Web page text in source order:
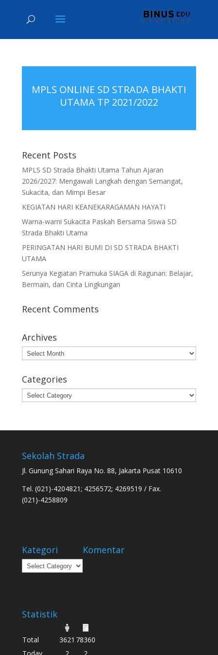
MPLS ONLINE SD STRADA BHAKTI
UTAMA TP 2021/2022
Recent Posts
MPLS SD Strada Bhakti Utama Tahun Ajaran
2026/2027: Mengawali Langkah dengan Semangat,
Sukacita, dan Mimpi Besar
KEGIATAN HARI KEANEKARAGAMAN HAYATI
Warna-warni Sukacita Paskah Bersama Siswa SD
Strada Bhakti Utama
PERINGATAN HARI BUMI DI SD STRADA BHAKTI
UTAMA
Serunya Kegiatan Pramuka SIAGA di Ragunan: Belajar,
Bermain, dan Cinta Lingkungan
Recent Comments
Archives
Archives
Categories
Categories
Sekolah Strada
Jl. Gunung Sahari Raya No. 88, Jakarta Pusat 10610
Tel. (021)-4204821; 4256572; 4269519 / Fax.
(021)-4258809
Kategori
Kategori
Komentar
Statistik
Total 3621 78360
Today
2 2